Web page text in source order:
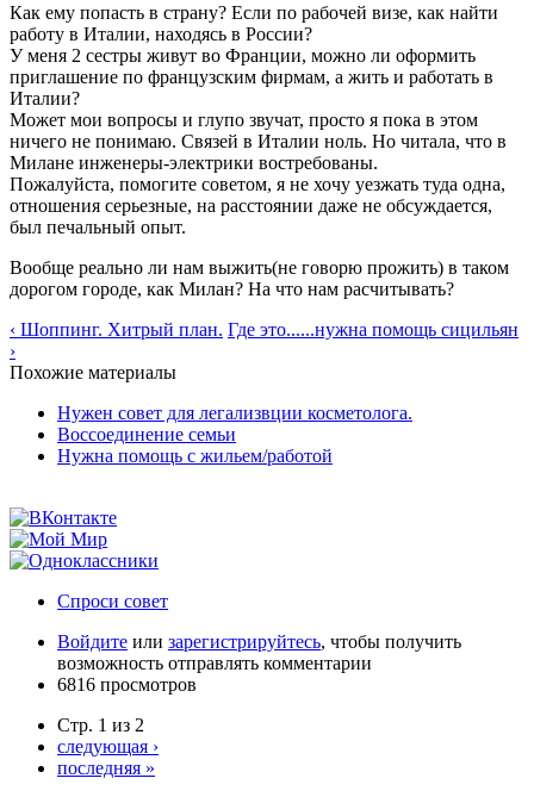
Как ему попасть в страну? Если по рабочей визе, как найти
работу в Италии, находясь в России?
У меня 2 сестры живут во Франции, можно ли оформить
приглашение по французским фирмам, а жить и работать в
Италии?
Может мои вопросы и глупо звучат, просто я пока в этом
ничего не понимаю. Связей в Италии ноль. Но читала, что в
Милане инженеры-электрики востребованы.
Пожалуйста, помогите советом, я не хочу уезжать туда одна,
отношения серьезные, на расстоянии даже не обсуждается,
был печальный опыт.
Вообще реально ли нам выжить(не говорю прожить) в таком
дорогом городе, как Милан? На что нам расчитывать?
‹ Шоппинг. Хитрый план. Где это......нужна помощь сицильян
›
Похожие материалы
Нужен совет для легализвции косметолога.
Воссоединение семьи
Нужна помощь с жильем/работой
Спроси совет
Войдите или зарегистрируйтесь, чтобы получить
возможность отправлять комментарии
6816 просмотров
Стр. 1 из 2
следующая ›
последняя »